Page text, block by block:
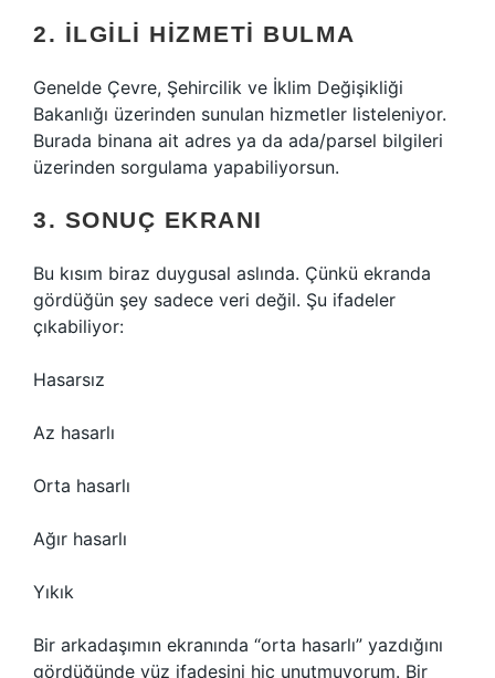
2. İLGILI HIZMETI BULMA
Genelde Çevre, Şehircilik ve İklim Değişikliği
Bakanlığı üzerinden sunulan hizmetler listeleniyor.
Burada binana ait adres ya da ada/parsel bilgileri
üzerinden sorgulama yapabiliyorsun.
3. SONUÇ EKRANI
Bu kısım biraz duygusal aslında. Çünkü ekranda
gördüğün şey sadece veri değil. Şu ifadeler
çıkabiliyor:
Hasarsız
Az hasarlı
Orta hasarlı
Ağır hasarlı
Yıkık
Bir arkadaşımın ekranında “orta hasarlı” yazdığını
gördüğünde yüz ifadesini hiç unutmuyorum. Bir